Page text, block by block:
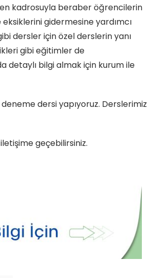
kadrosuyla beraber öğrencilerin
gidermesine yardımcı
dersler için özel derslerin yanı
gibi eğitimler de
detaylı bilgi almak için kurum ile
dersi yapıyoruz. Derslerimiz
geçebilirsiniz.